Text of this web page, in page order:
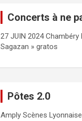
Concerts à ne
27 JUIN 2024
Sagazan » gratos
Pôtes 2.0
Amply Scènes